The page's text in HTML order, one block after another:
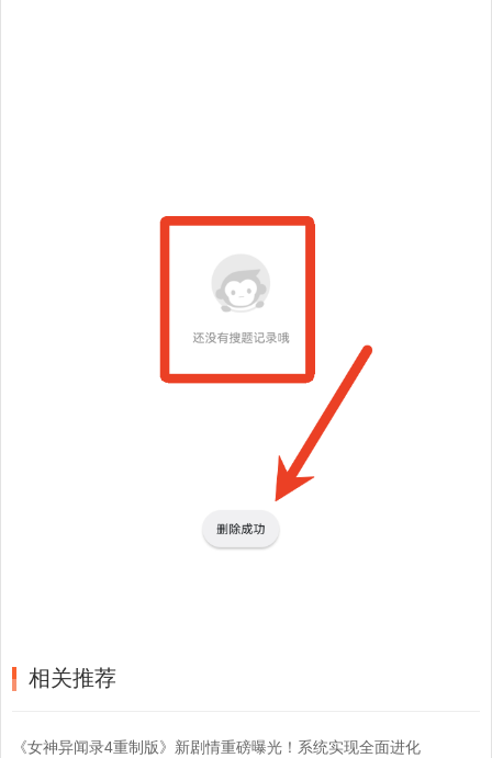
相关推荐
《女神异闻录4重制版》新剧情重磅曝光！系统实现全面进化